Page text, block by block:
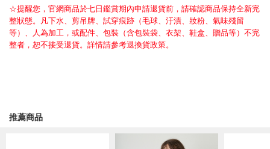
☆提醒您，官網商品於七日鑑賞期內申請退貨前，請確認商品保持全新完
整狀態。凡下水、剪吊牌、試穿痕跡（毛球、汙漬、妝粉、氣味殘留
等）、人為加工，或配件、包裝（含包裝袋、衣架、鞋盒、贈品等）不完
整者，恕不接受退貨。詳情請參考退換貨政策。
推薦商品